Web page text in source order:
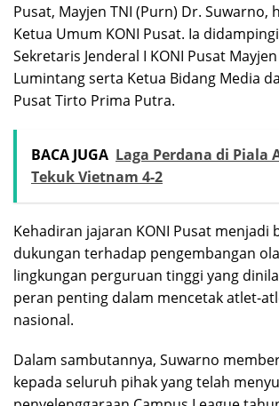
Pusat, Mayjen TNI (Purn) Dr. Suwarno,
Ketua Umum KONI Pusat. Ia
Sekretaris Jenderal I KONI Pusat
Lumintang serta Ketua Bidang Media
Pusat Tirto Prima Putra.
BACA JUGA Laga Perdana di Piala
Tekuk Vietnam 4-2
Kehadiran jajaran KONI Pusat menjadi
dukungan terhadap pengembangan
lingkungan perguruan tinggi yang
peran penting dalam mencetak atlet-
nasional.
Dalam sambutannya, Suwarno
kepada seluruh pihak yang telah